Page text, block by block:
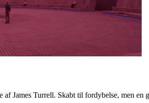
James Turrell. Skabt til fordybelse, men en